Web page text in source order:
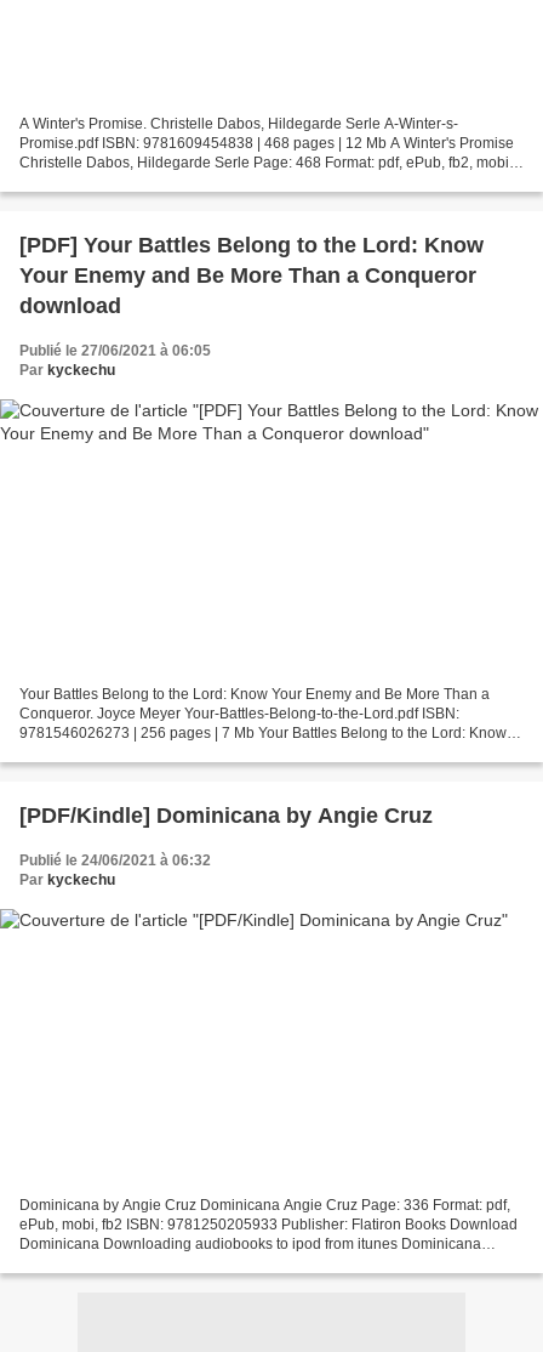
A Winter's Promise. Christelle Dabos, Hildegarde Serle A-Winter-s-
Promise.pdf ISBN: 9781609454838 | 468 pages | 12 Mb A Winter's Promise
Christelle Dabos, Hildegarde Serle Page: 468 Format: pdf, ePub, fb2, mobi
[PDF] Your Battles Belong to the Lord: Know
Your Enemy and Be More Than a Conqueror
download
Publié le 27/06/2021 à 06:05
Par kyckechu
Your Battles Belong to the Lord: Know Your Enemy and Be More Than a
Conqueror. Joyce Meyer Your-Battles-Belong-to-the-Lord.pdf ISBN:
9781546026273 | 256 pages | 7 Mb Your Battles Belong to the Lord: Know
[PDF/Kindle] Dominicana by Angie Cruz
Publié le 24/06/2021 à 06:32
Par kyckechu
Dominicana by Angie Cruz Dominicana Angie Cruz Page: 336 Format: pdf,
ePub, mobi, fb2 ISBN: 9781250205933 Publisher: Flatiron Books Download
Dominicana Downloading audiobooks to ipod from itunes Dominicana